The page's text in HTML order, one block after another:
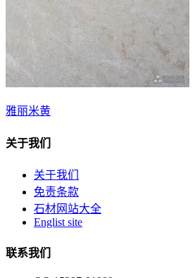
雅丽米黄
关于我们
关于我们
免责条款
石材网站大全
Englist site
联系我们